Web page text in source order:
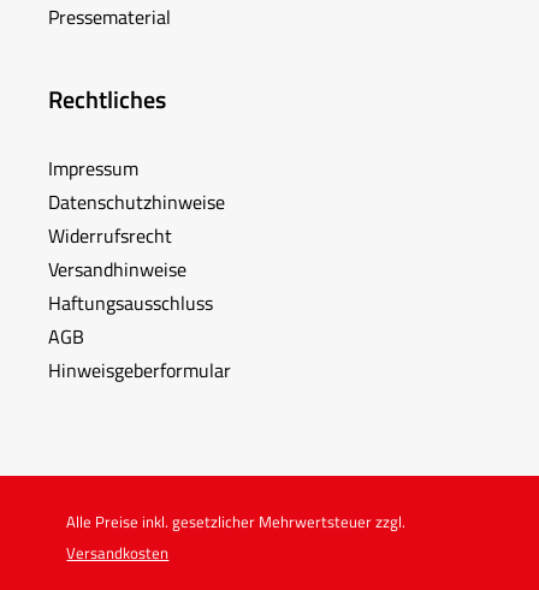
Pressematerial
Rechtliches
Impressum
Datenschutzhinweise
Widerrufsrecht
Versandhinweise
Haftungsausschluss
AGB
Hinweisgeberformular
Alle Preise inkl. gesetzlicher Mehrwertsteuer zzgl.
Versandkosten